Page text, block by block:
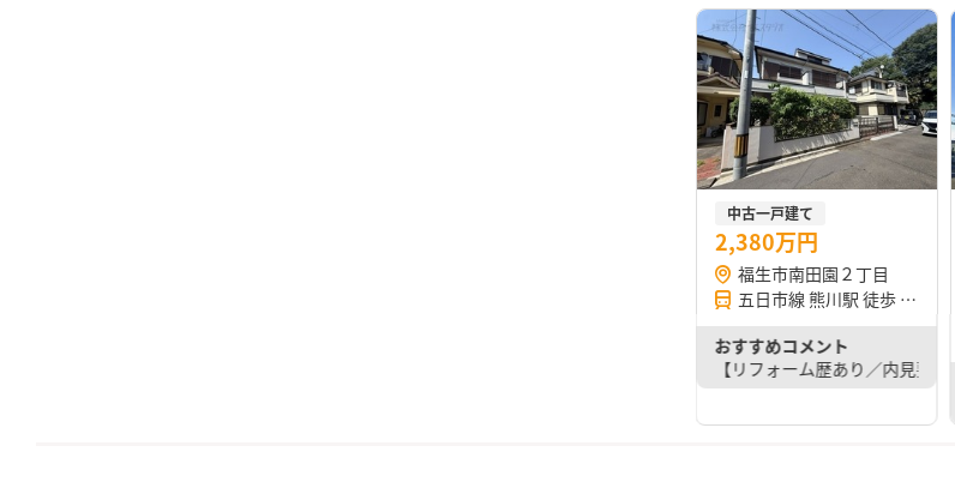
中古一戸建て
2,380万円
福生市南田園２丁目
五日市線 熊川駅 徒歩 10分
おすすめコメント
【リフォーム歴あり／内見要